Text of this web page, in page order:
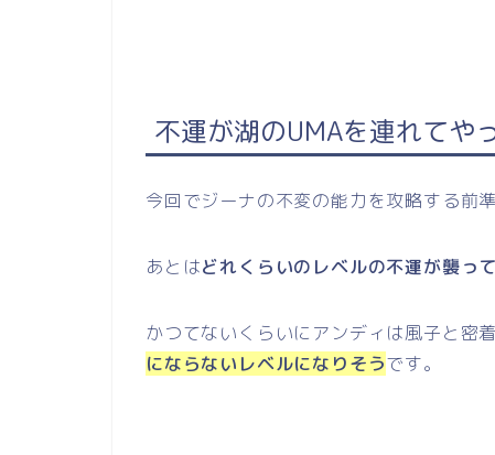
不運が湖のUMAを連れてや
今回でジーナの不変の能力を攻略する前
あとはどれくらいのレベルの不運が襲っ
かつてないくらいにアンディは風子と密
にならないレベルになりそうです。